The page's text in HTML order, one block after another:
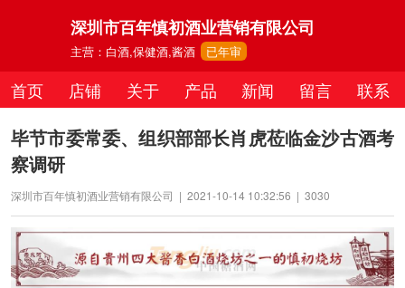
深圳市百年慎初酒业营销有限公司
主营：白酒,保健酒,酱酒 已年审
首页 店铺 关于 产品 新闻 留言 联系
毕节市委常委、组织部部长肖虎莅临金沙古酒考
察调研
深圳市百年慎初酒业营销有限公司 | 2021-10-14 10:32:56 | 3030